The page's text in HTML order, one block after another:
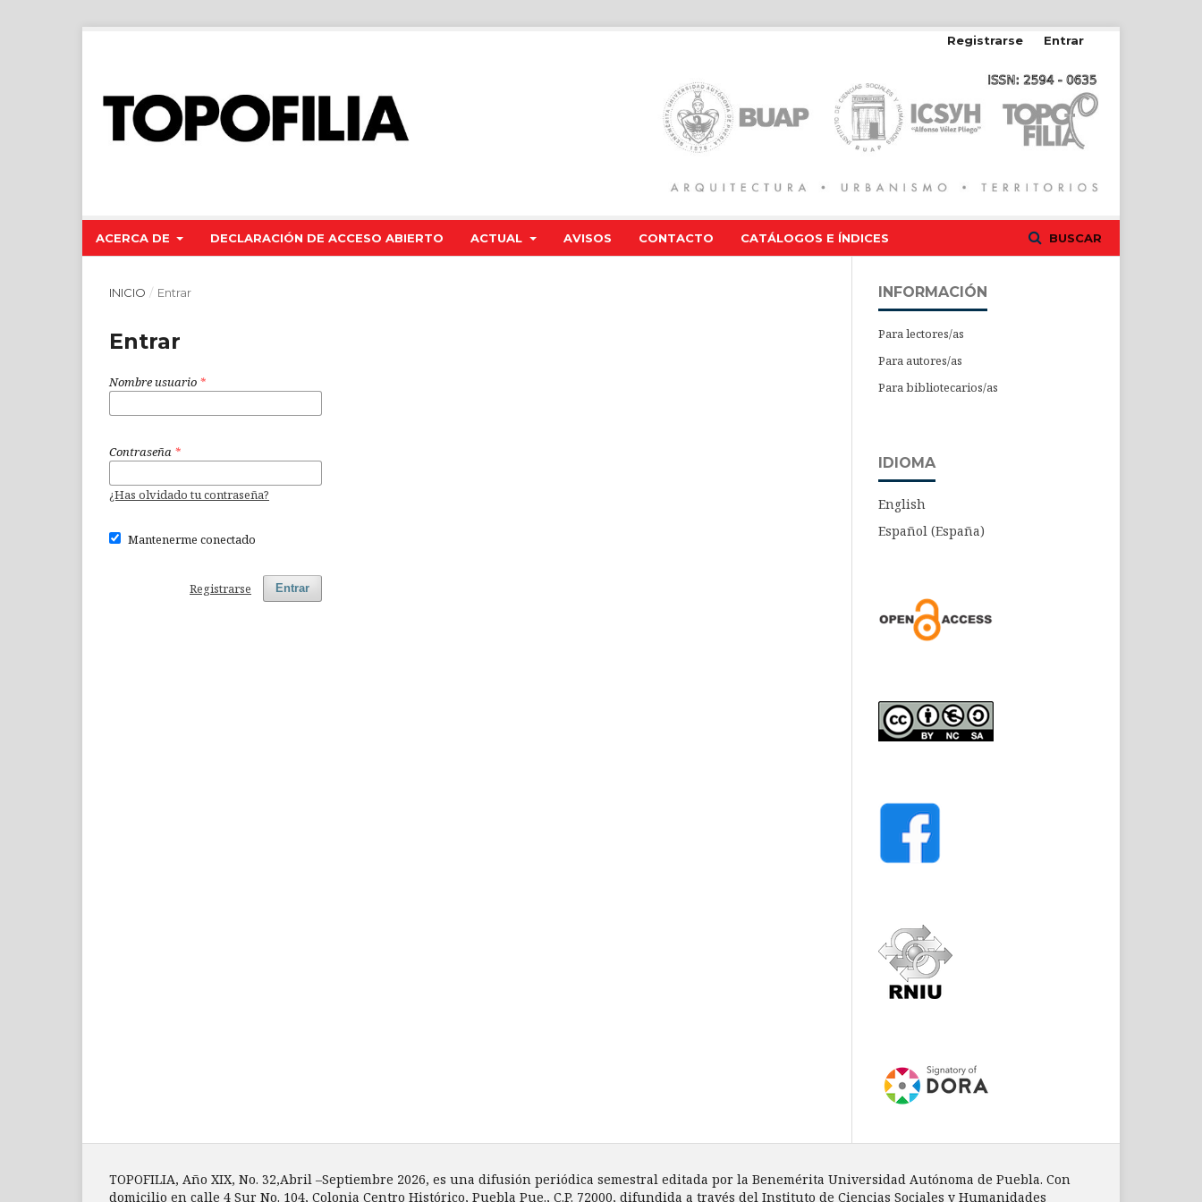
ACERCA DE DECLARACIÓN DE ACCESO ABIERTO ACTUAL AVISOS CONTACTO CATÁLOGOS E ÍNDICES BUSCAR
Registrarse Entrar
INICIO / Entrar
Entrar
Nombre usuario *
Contraseña *
¿Has olvidado tu contraseña?
Mantenerme conectado
Entrar
Registrarse
INFORMACIÓN
Para lectores/as
Para autores/as
Para bibliotecarios/as
IDIOMA
English
Español (España)
TOPOFILIA, Año XIX, No. 32,Abril –Septiembre 2026, es una difusión periódica semestral editada por la Benemérita Universidad Autónoma de Puebla. Con
domicilio en calle 4 Sur No. 104, Colonia Centro Histórico, Puebla Pue., C.P. 72000, difundida a través del Instituto de Ciencias Sociales y Humanidades